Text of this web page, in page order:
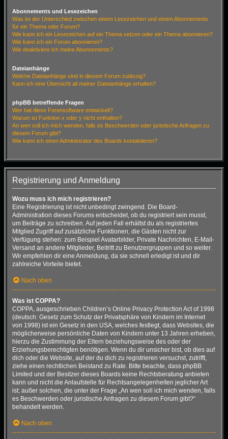
Abonnements und Lesezeichen
Was ist der Unterschied zwischen einem Lesezeichen und einem Abonnements
für ein Thema oder Forum?
Wie kann ich ein Lesezeichen auf ein Thema setzen oder ein Thema abonnieren?
Wie kann ich ein Forum abonnieren?
Wie deaktiviere ich meine Abonnements?
Dateianhänge
Welche Dateianhänge sind in diesem Forum zulässig?
Kann ich eine Übersicht all meiner Dateianhänge erhalten?
phpBB betreffende Fragen
Wer hat diese Forensoftware entwickelt?
Warum ist Funktion x oder y nicht enthalten?
An wen soll ich mich wenden, falls es Beschwerden oder juristische Anfragen zu
diesem Forum gibt?
Wie kann ich einen Administrator des Boards kontaktieren?
Registrierung und Anmeldung
Wozu muss ich mich registrieren?
Eine Registrierung ist nicht unbedingt zwingend. Die Board-
Administration dieses Forums entscheidet, ob du registriert sein musst,
um Beiträge zu schreiben. Auf jeden Fall erhältst du als registriertes
Mitglied Zugriff auf zusätzliche Funktionen, die Gästen nicht zur
Verfügung stehen: zum Beispiel Avatarbilder, Private Nachrichten, E-Mail-
Versand an andere Mitglieder, Beitritt zu Benutzergruppen und so weiter.
Wir empfehlen dir eine Anmeldung, da sie schnell erledigt ist und dir
zahlreiche Vorteile bietet.
Nach oben
Was ist COPPA?
COPPA, ausgeschrieben Children’s Online Privacy Protection Act of 1998
(deutsch: Gesetz zum Schutz der Privatsphäre von Kindern im Internet
von 1998) ist ein Gesetz in den USA, welches festlegt, dass Websites, die
möglicherweise persönliche Daten von Kindern unter 13 Jahren erheben,
hierzu die Zustimmung der Eltern beziehungsweise des oder der
Erziehungsberechtigten benötigen. Wenn du dir unsicher bist, ob dies auf
dich oder die Website, auf der du dich zu registrieren versuchst, zutrifft,
ziehe einen rechtlichen Beistand zu Rate. Bitte beachte, dass phpBB
Limited und der Besitzer dieses Boards keine Rechtsberatung anbieten
kann und nicht die Anlaufstelle für Rechtsangelegenheiten jeglicher Art
ist; außer solchen, die unter der Frage „An wen soll ich mich wenden, falls
es Beschwerden oder juristische Anfragen zu diesem Forum gibt?“
behandelt werden.
Nach oben